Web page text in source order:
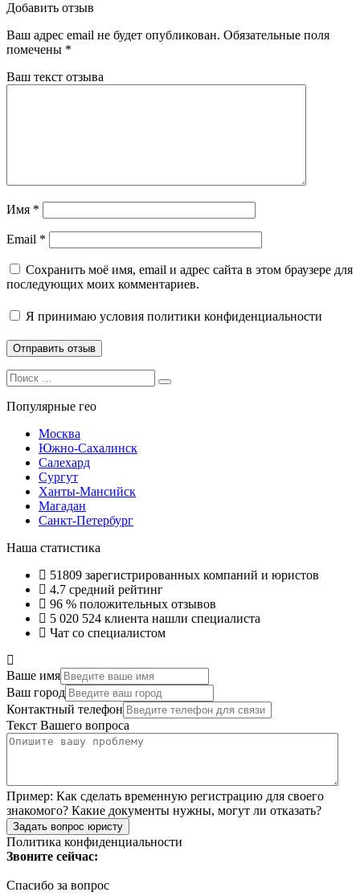
Добавить отзыв
Ваш адрес email не будет опубликован. Обязательные поля
помечены *
Ваш текст отзыва
Имя *
Email *
Сохранить моё имя, email и адрес сайта в этом браузере для
последующих моих комментариев.
Я принимаю условия политики конфиденциальности
Search
for:
Search
Популярные гео
Москва
Южно-Сахалинск
Салехард
Сургут
Ханты-Мансийск
Магадан
Санкт-Петербург
Наша статистика
51809 зарегистрированных компаний и юристов
4.7 средний рейтинг
96 % положительных отзывов
5 020 524 клиента нашли специалиста
Чат со специалистом
Ваше имя
Ваш город
Контактный телефон
Текст Вашего вопроса
Пример: Как сделать временную регистрацию для своего
знакомого? Какие документы нужны, могут ли отказать?
Задать вопрос юристу
Политика конфиденциальности
Звоните сейчас:
Спасибо за вопрос